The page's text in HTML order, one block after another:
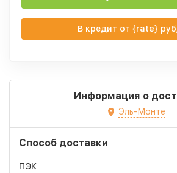
В кредит от {rate}
Информация о
Эль-Монте
Способ доставки
ПЭК